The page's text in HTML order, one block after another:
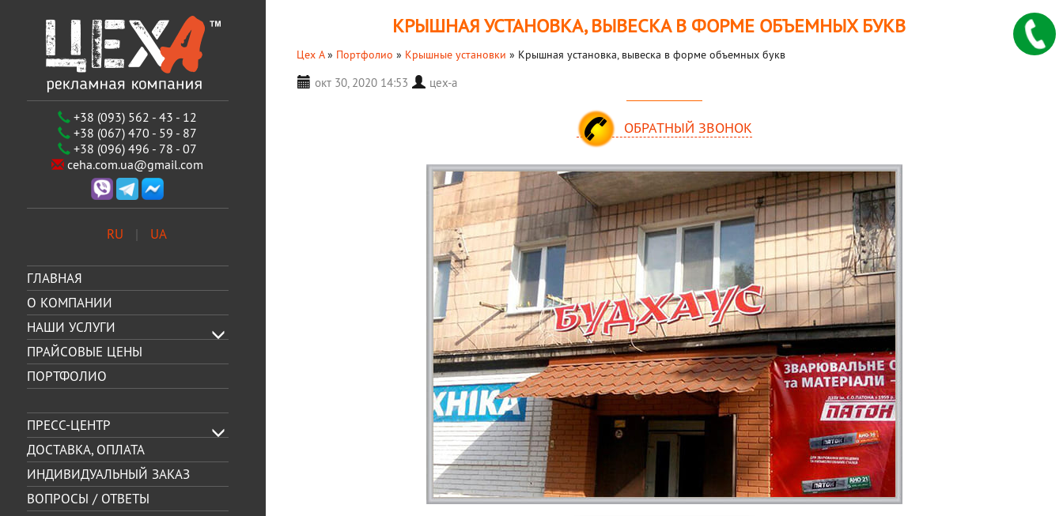
+38 (093) 562 - 43 - 12
+38 (067) 470 - 59 - 87
+38 (096) 496 - 78 - 07
ceha.com.ua@gmail.com
RU UA
ГЛАВНАЯ
О КОМПАНИИ
НАШИ УСЛУГИ
ПРАЙСОВЫЕ ЦЕНЫ
ПОРТФОЛИО
ПРЕСС-ЦЕНТР
ДОСТАВКА, ОПЛАТА
ИНДИВИДУАЛЬНЫЙ ЗАКАЗ
ВОПРОСЫ / ОТВЕТЫ
КРЫШНАЯ УСТАНОВКА, ВЫВЕСКА В ФОРМЕ ОБЪЕМНЫХ БУКВ
Цех А» Портфолио » Крышные установки » Крышная установка, вывеска в форме объемных букв
окт 30, 2020 14:53 цех-а
ОБРАТНЫЙ ЗВОНОК